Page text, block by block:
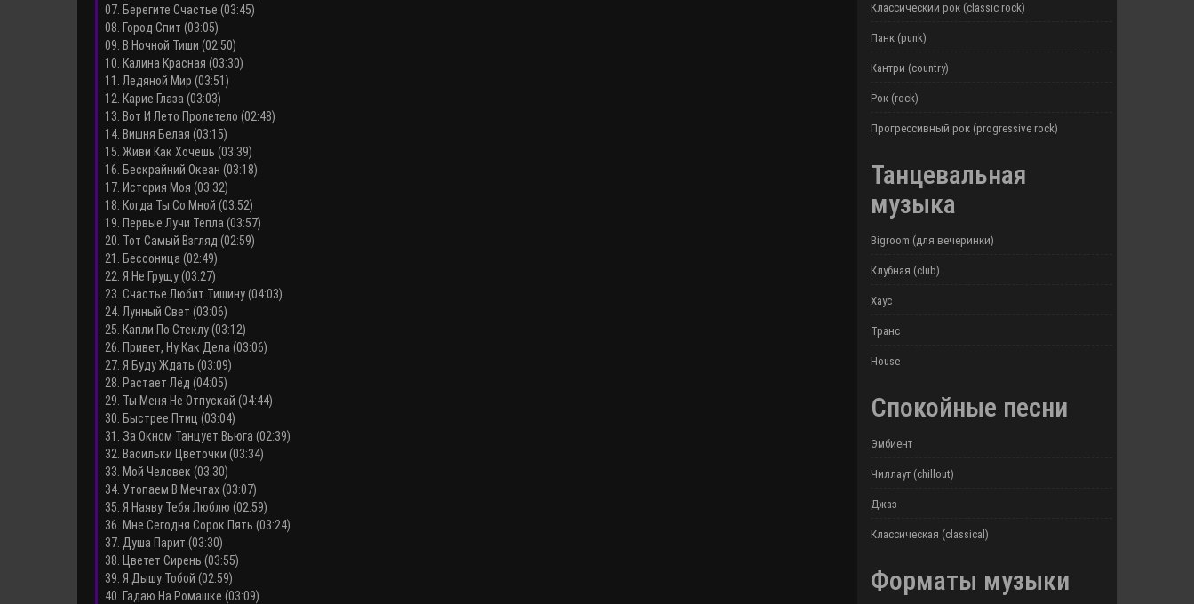
07. Берегите Счастье (03:45)
08. Город Спит (03:05)
09. В Ночной Тиши (02:50)
10. Калина Красная (03:30)
11. Ледяной Мир (03:51)
12. Карие Глаза (03:03)
13. Вот И Лето Пролетело (02:48)
14. Вишня Белая (03:15)
15. Живи Как Хочешь (03:39)
16. Бескрайний Океан (03:18)
17. История Моя (03:32)
18. Когда Ты Со Мной (03:52)
19. Первые Лучи Тепла (03:57)
20. Тот Самый Взгляд (02:59)
21. Бессоница (02:49)
22. Я Не Грущу (03:27)
23. Счастье Любит Тишину (04:03)
24. Лунный Свет (03:06)
25. Капли По Стеклу (03:12)
26. Привет, Ну Как Дела (03:06)
27. Я Буду Ждать (03:09)
28. Растает Лёд (04:05)
29. Ты Меня Не Отпускай (04:44)
30. Быстрее Птиц (03:04)
31. За Окном Танцует Вьюга (02:39)
32. Васильки Цветочки (03:34)
33. Мой Человек (03:30)
34. Утопаем В Мечтах (03:07)
35. Я Наяву Тебя Люблю (02:59)
36. Мне Сегодня Сорок Пять (03:24)
37. Душа Парит (03:30)
38. Цветет Сирень (03:55)
39. Я Дышу Тобой (02:59)
40. Гадаю На Ромашке (03:09)
Классический рок (classic rock)
Панк (punk)
Кантри (country)
Рок (rock)
Прогрессивный рок (progressive rock)
Танцевальная
музыка
Bigroom (для вечеринки)
Клубная (club)
Хаус
Транс
House
Спокойные песни
Эмбиент
Чиллаут (chillout)
Джаз
Классическая (classical)
Форматы музыки